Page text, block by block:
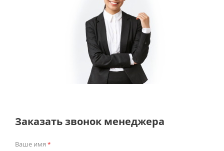
Заказать звонок менеджера
Ваше имя *